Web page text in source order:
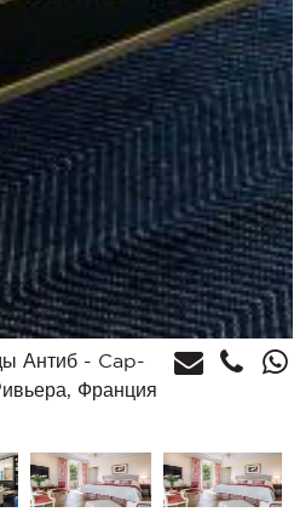
Антиб - Cap-
Франция